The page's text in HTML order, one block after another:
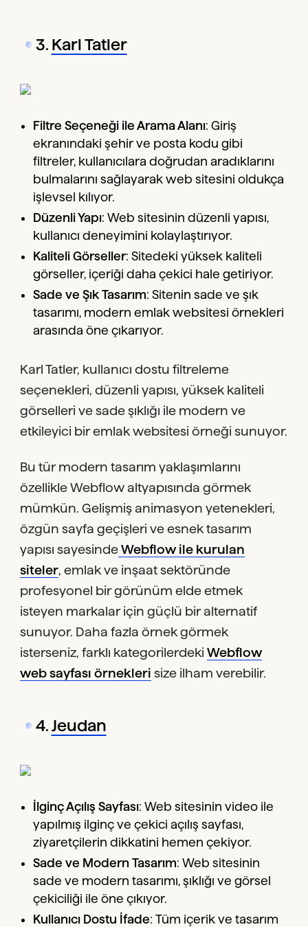
3. Karl Tatler
Filtre Seçeneği ile Arama Alanı: Giriş
ekranındaki şehir ve posta kodu gibi
filtreler, kullanıcılara doğrudan aradıklarını
bulmalarını sağlayarak web sitesini oldukça
işlevsel kılıyor.
Düzenli Yapı: Web sitesinin düzenli yapısı,
kullanıcı deneyimini kolaylaştırıyor.
Kaliteli Görseller: Sitedeki yüksek kaliteli
görseller, içeriği daha çekici hale getiriyor.
Sade ve Şık Tasarım: Sitenin sade ve şık
tasarımı, modern emlak websitesi örnekleri
arasında öne çıkarıyor.
Karl Tatler, kullanıcı dostu filtreleme
seçenekleri, düzenli yapısı, yüksek kaliteli
görselleri ve sade şıklığı ile modern ve
etkileyici bir emlak websitesi örneği sunuyor.
Bu tür modern tasarım yaklaşımlarını
özellikle Webflow altyapısında görmek
mümkün. Gelişmiş animasyon yetenekleri,
özgün sayfa geçişleri ve esnek tasarım
yapısı sayesinde Webflow ile kurulan
siteler, emlak ve inşaat sektöründe
profesyonel bir görünüm elde etmek
isteyen markalar için güçlü bir alternatif
sunuyor. Daha fazla örnek görmek
isterseniz, farklı kategorilerdekiWebflow
web sayfası örnekleri size ilham verebilir.
4. Jeudan
İlginç Açılış Sayfası: Web sitesinin video ile
yapılmış ilginç ve çekici açılış sayfası,
ziyaretçilerin dikkatini hemen çekiyor.
Sade ve Modern Tasarım: Web sitesinin
sade ve modern tasarımı, şıklığı ve görsel
çekiciliği ile öne çıkıyor.
Kullanıcı Dostu İfade: Tüm içerik ve tasarım